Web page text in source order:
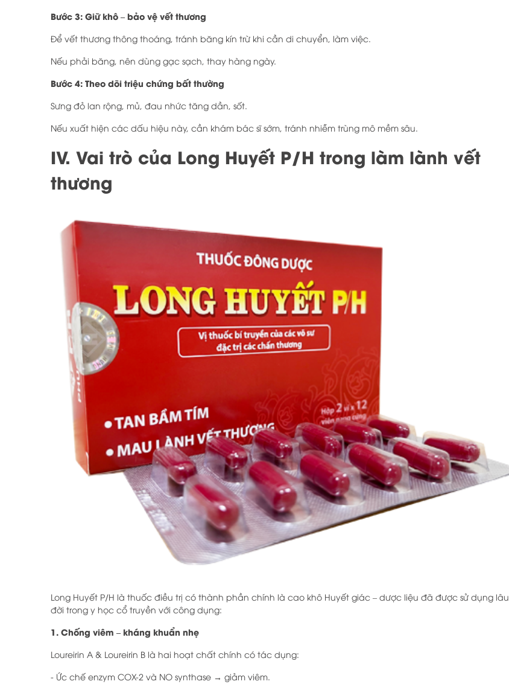
Bước 3: Giữ khô – bảo vệ vết thương
Để vết thương thông thoáng, tránh băng kín trừ khi cần di chuyển, làm việc.
Nếu phải băng, nên dùng gạc sạch, thay hàng ngày.
Bước 4: Theo dõi triệu chứng bất thường
Sưng đỏ lan rộng, mủ, đau nhức tăng dần, sốt.
Nếu xuất hiện các dấu hiệu này, cần khám bác sĩ sớm, tránh nhiễm trùng mô mềm sâu.
IV. Vai trò của Long Huyết P/H trong làm lành vết
thương
Long Huyết P/H là thuốc điều trị có thành phần chính là cao khô Huyết giác – dược liệu đã được sử dụng lâu
đời trong y học cổ truyền với công dụng:
1. Chống viêm – kháng khuẩn nhẹ
Loureirin A & Loureirin B là hai hoạt chất chính có tác dụng:
- Ức chế enzym COX-2 và NO synthase → giảm viêm.